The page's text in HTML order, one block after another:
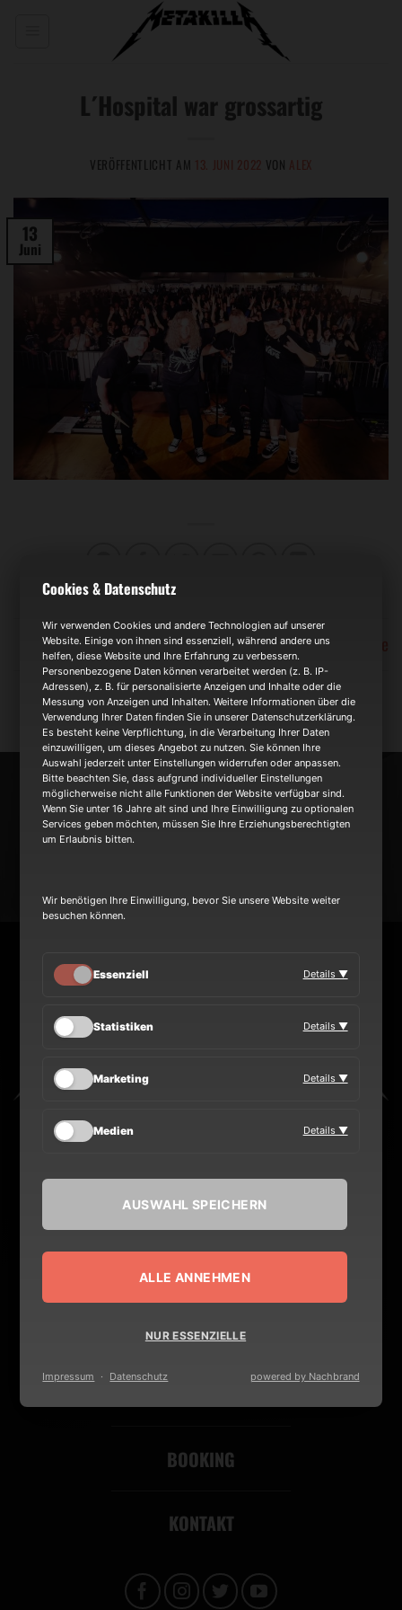
L´Hospital war grossartig
VERÖFFENTLICHT AM 13. JUNI 2022 VON ALEX
13
Juni
Outfit Change
NEWS
Heinrich-Hertz-Ring 8a
mail@metakilla.de
+49 (0)152 38518663
MEDIA
BOOKING
KONTAKT
Cookies & Datenschutz
Wir verwenden Cookies und andere Technologien auf unserer
Website. Einige von ihnen sind essenziell, während andere uns
helfen, diese Website und Ihre Erfahrung zu verbessern.
Personenbezogene Daten können verarbeitet werden (z. B. IP-
Adressen), z. B. für personalisierte Anzeigen und Inhalte oder die
Messung von Anzeigen und Inhalten. Weitere Informationen über die
Verwendung Ihrer Daten finden Sie in unserer Datenschutzerklärung.
Es besteht keine Verpflichtung, in die Verarbeitung Ihrer Daten
einzuwilligen, um dieses Angebot zu nutzen. Sie können Ihre
Auswahl jederzeit unter Einstellungen widerrufen oder anpassen.
Bitte beachten Sie, dass aufgrund individueller Einstellungen
möglicherweise nicht alle Funktionen der Website verfügbar sind.
Wenn Sie unter 16 Jahre alt sind und Ihre Einwilligung zu optionalen
Services geben möchten, müssen Sie Ihre Erziehungsberechtigten
um Erlaubnis bitten.
Wir benötigen Ihre Einwilligung, bevor Sie unsere Website weiter
besuchen können.
Essenziell Details ▼
Statistiken Details ▼
Marketing Details ▼
Medien Details ▼
AUSWAHL SPEICHERN
ALLE ANNEHMEN
NUR ESSENZIELLE
Impressum · Datenschutz powered by Nachbrand